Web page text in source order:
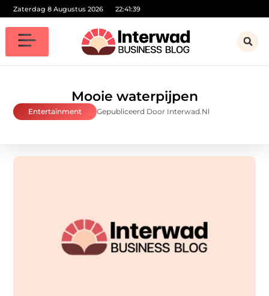
Zaterdag 8 Augustus 2026 22:41:40
Mooie waterpijpen
Entertainment Gepubliceerd Door Interwad.nl